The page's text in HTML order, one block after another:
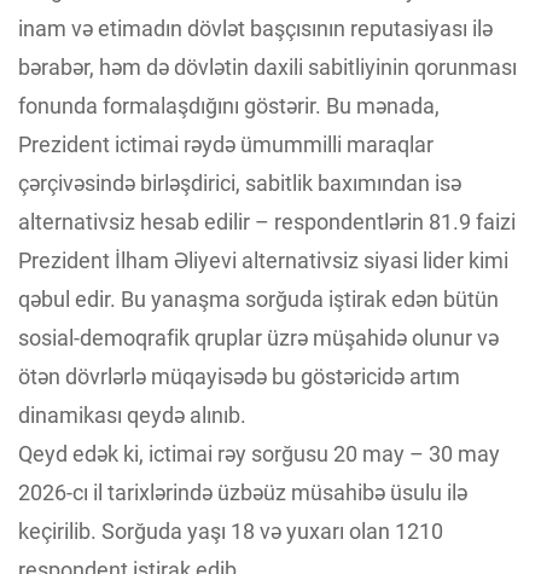
inam və etimadın dövlət başçısının reputasiyası ilə
bərabər, həm də dövlətin daxili sabitliyinin qorunması
fonunda formalaşdığını göstərir. Bu mənada,
Prezident ictimai rəydə ümummilli maraqlar
çərçivəsində birləşdirici, sabitlik baxımından isə
alternativsiz hesab edilir – respondentlərin 81.9 faizi
Prezident İlham Əliyevi alternativsiz siyasi lider kimi
qəbul edir. Bu yanaşma sorğuda iştirak edən bütün
sosial-demoqrafik qruplar üzrə müşahidə olunur və
ötən dövrlərlə müqayisədə bu göstəricidə artım
dinamikası qeydə alınıb.
Qeyd edək ki, ictimai rəy sorğusu 20 may – 30 may
2026-cı il tarixlərində üzbəüz müsahibə üsulu ilə
keçirilib. Sorğuda yaşı 18 və yuxarı olan 1210